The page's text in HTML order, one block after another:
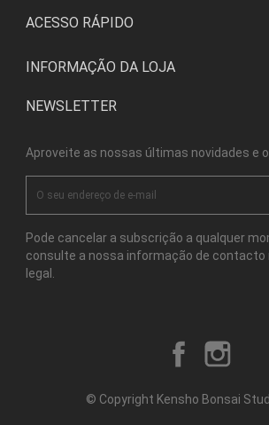
ACESSO RÁPIDO
INFORMAÇÃO DA LOJA
NEWSLETTER
Aproveite as nossas últimas novidades e
Pode cancelar a subscrição a qualquer
consulte a nossa informação de contacto
legal.
Facebook
© Copyright Kensho Bonsai